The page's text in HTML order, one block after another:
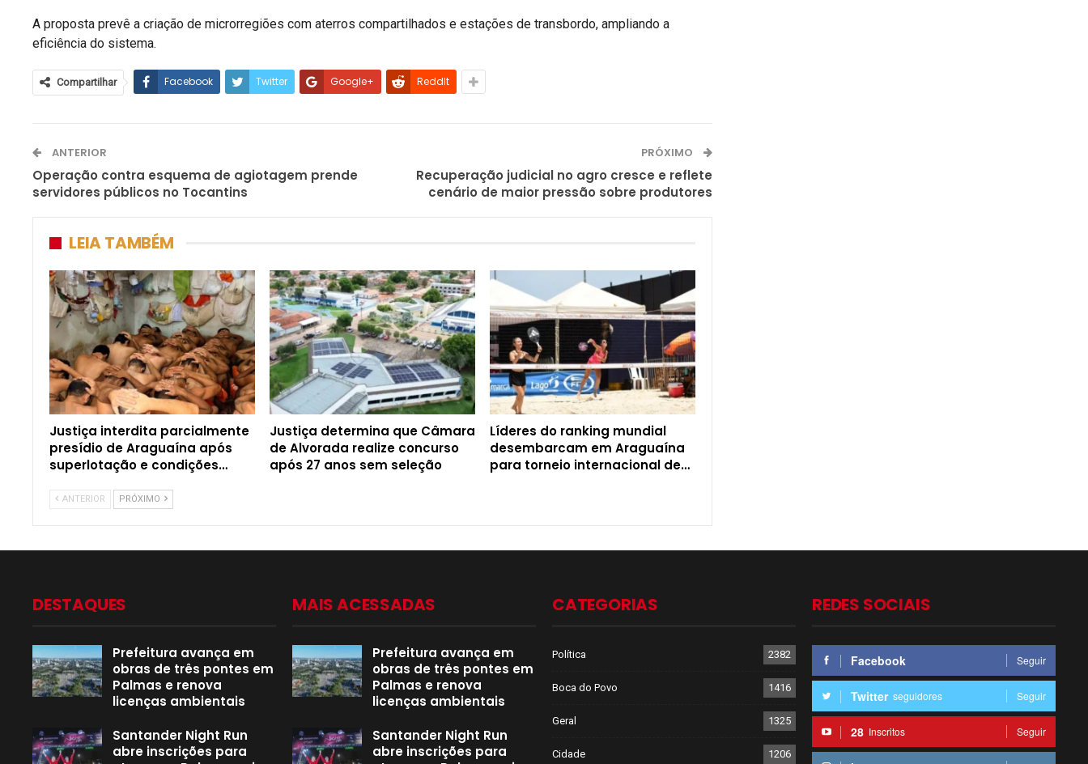
A proposta prevê a criação de microrregiões com aterros compartilhados e estações de transbordo, ampliando a
eficiência do sistema.
Compartilhar Facebook Twitter Google+ ReddIt
ANTERIOR
Operação contra esquema de agiotagem prende
servidores públicos no Tocantins
PRÓXIMO
Recuperação judicial no agro cresce e reflete
cenário de maior pressão sobre produtores
LEIA TAMBÉM
Justiça interdita parcialmente
presídio de Araguaína após
superlotação e condições…
Justiça determina que Câmara
de Alvorada realize concurso
após 27 anos sem seleção
Líderes do ranking mundial
desembarcam em Araguaína
para torneio internacional de…
ANTERIOR PRÓXIMO
DESTAQUES
Prefeitura avança em
obras de três pontes em
Palmas e renova
licenças ambientais
Santander Night Run
abre inscrições para
MAIS ACESSADAS
Prefeitura avança em
obras de três pontes em
Palmas e renova
licenças ambientais
Santander Night Run
abre inscrições para
CATEGORIAS
Política 2382
Boca do Povo 1416
Geral 1325
Cidade 1206
REDES SOCIAIS
Facebook Seguir
Twitter seguidores Seguir
28 Inscritos Seguir